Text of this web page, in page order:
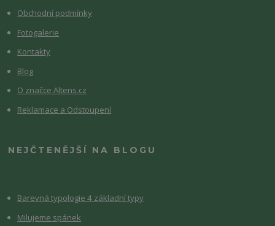
Obchodní podmínky
Fotogalerie
Kontakty
Blog
O značce Altens.cz
Reklamace a Odstoupení
NEJČTENĚJŠÍ NA BLOGU
Barevná typologie 4 základní typy
Milujeme spánek